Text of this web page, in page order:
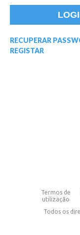
RECUPERAR
REGISTAR
Termos de
utilização
Todos os